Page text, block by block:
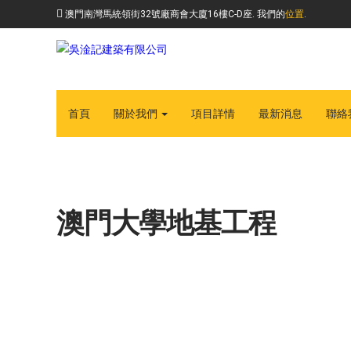
澳門南灣馬統領街32號廠商會大廈16樓C-D座. 我們的位置.
首頁 關於我們 項目詳情 最新消息 聯絡
澳門大學地基工程